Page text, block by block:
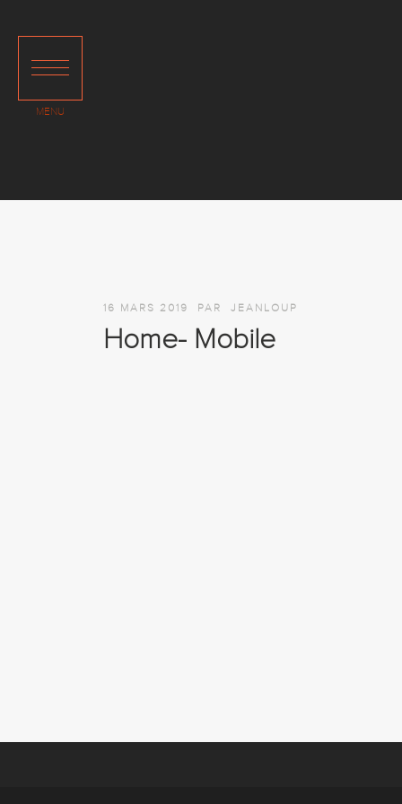
16 MARS 2019 PAR JEANLOUP
Home- Mobile